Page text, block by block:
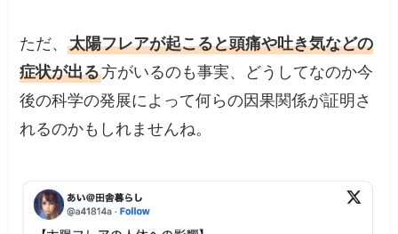
ただ、太陽フレアが起こると頭痛や吐き気などの
症状が出る方がいるのも事実、どうしてなのか今
後の科学の発展によって何らの因果関係が証明さ
れるのかもしれませんね。